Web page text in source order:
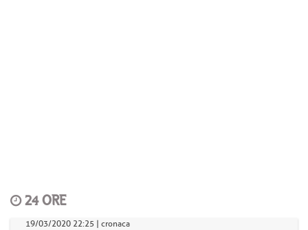
24 ORE
19/03/2020 22:25 | cronaca